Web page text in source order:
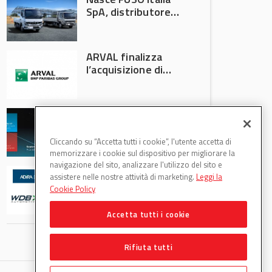
SpA, distributore
ARVAL finalizza
l’acquisizione di
Francoforte 2026
WDB Automotive
(Axitecnica) e Di.Pa.
Sport entrano in
ADIRA
Cliccando su “Accetta tutti i cookie”, l'utente accetta di
memorizzare i cookie sul dispositivo per migliorare la
navigazione del sito, analizzare l'utilizzo del sito e
assistere nelle nostre attività di marketing. Leggi la
Cookie Policy
Accetta tutti i cookie
Rifiuta tutti